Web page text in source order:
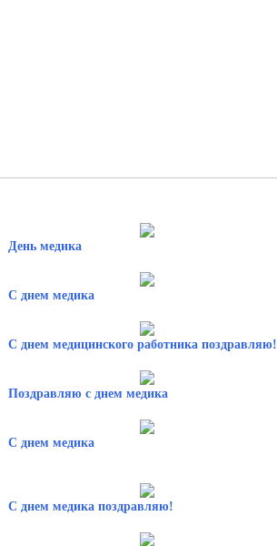
День медика
С днем медика
С днем медицинского работника поздравляю!
Поздравляю с днем медика
С днем медика
С днем медика поздравляю!